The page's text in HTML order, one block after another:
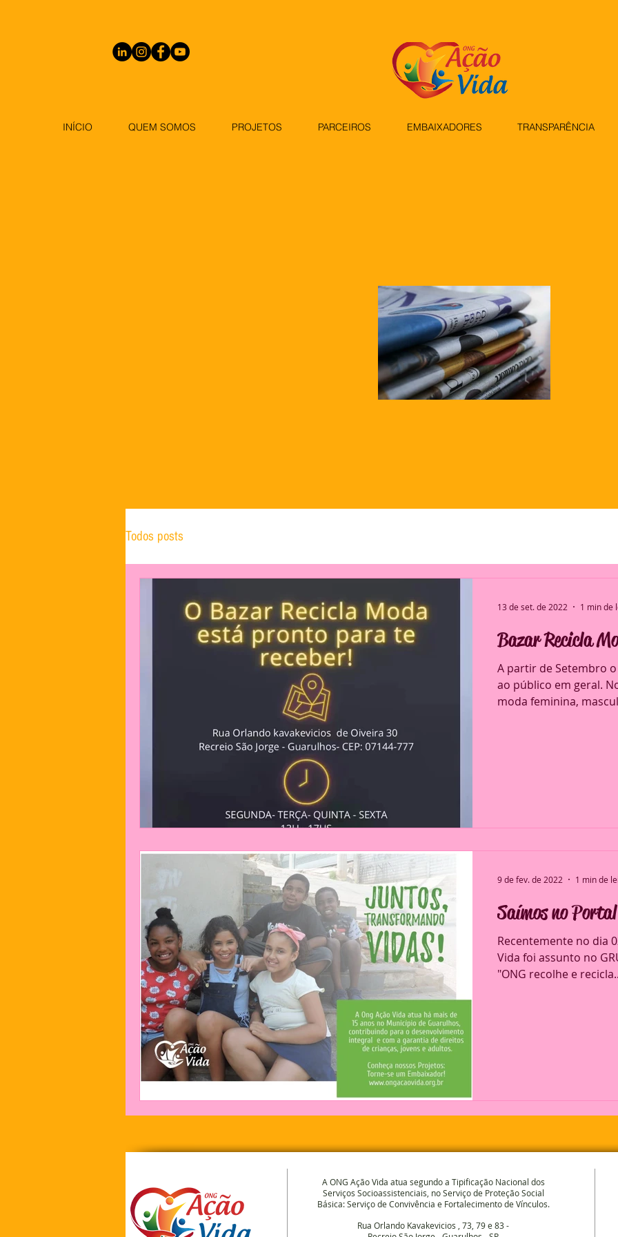
INÍCIO QUEM SOMOS PROJETOS PARCEIROS EMBAIXADORES TRANSPARÊNCIA
Todos posts
Bazar Recicla
A partir de Setembro
ao público em geral.
moda feminina,
13 de set. de 2022 1 min de
Saímos no
Recentemente no dia
Vida foi assunto no
"ONG recolhe e
9 de fev. de 2022 1 min de
A ONG Ação Vida atua segundo a Tipificação Nacional dos
Serviços Socioassistenciais, no Serviço de Proteção Social
Básica: Serviço de Convivência e Fortalecimento de Vínculos.
Rua Orlando Kavakevicios , 73, 79 e 83 -